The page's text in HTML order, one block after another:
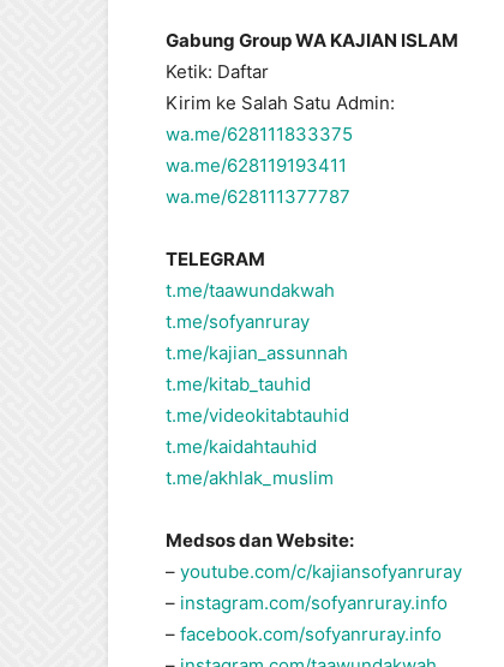
Gabung Group WA KAJIAN ISLAM
Ketik: Daftar
Kirim ke Salah Satu Admin:
wa.me/628111833375
wa.me/628119193411
wa.me/628111377787
TELEGRAM
t.me/taawundakwah
t.me/sofyanruray
t.me/kajian_assunnah
t.me/kitab_tauhid
t.me/videokitabtauhid
t.me/kaidahtauhid
t.me/akhlak_muslim
Medsos dan Website:
– youtube.com/c/kajiansofyanruray
– instagram.com/sofyanruray.info
– facebook.com/sofyanruray.info